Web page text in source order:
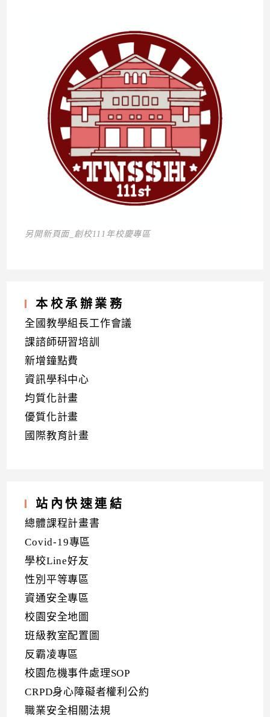
另開新頁面_創校111年校慶專區
本校承辦業務
全國教學組長工作會議
課諮師研習培訓
新增鐘點費
資訊學科中心
均質化計畫
優質化計畫
國際教育計畫
站內快速連結
總體課程計畫書
Covid-19專區
學校Line好友
性別平等專區
資通安全專區
校園安全地圖
班級教室配置圖
反霸凌專區
校園危機事件處理SOP
CRPD身心障礙者權利公約
職業安全相關法規